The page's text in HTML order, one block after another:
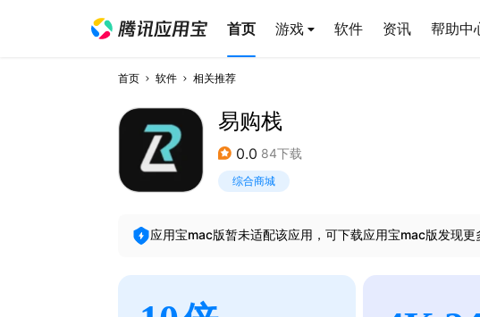
首页 游戏 软件 资讯 帮助中
首页 软件 相关推荐
易购栈
0.0 84下载
综合商城
应用宝mac版暂未适配该应用，可下载应用宝mac版发现更